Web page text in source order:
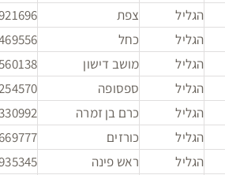
הגליל צפת
הגליל כחל
הגליל מושב דישון
הגליל ספסופה
הגליל כרם בן זמרה
הגליל כורזים
הגליל ראש פינה